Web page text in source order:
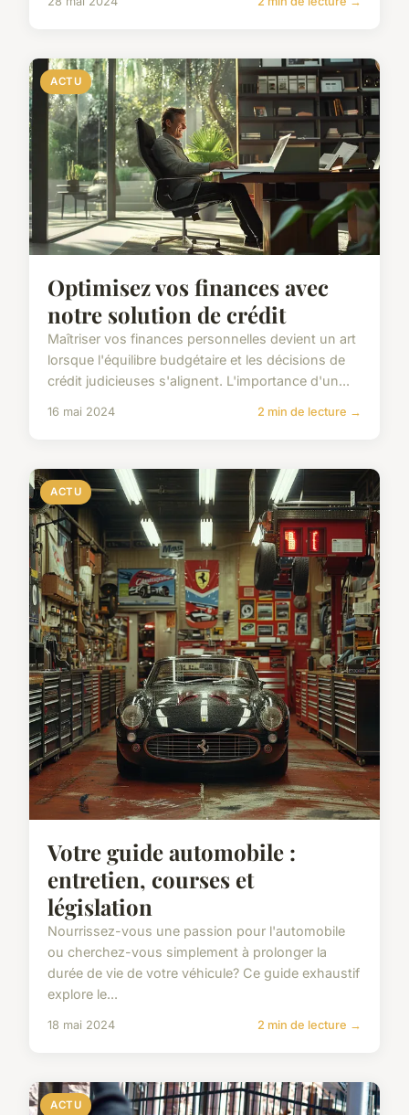
ACTU
Optimisez vos finances avec
notre solution de crédit
Maîtriser vos finances personnelles devient un art
lorsque l'équilibre budgétaire et les décisions de
crédit judicieuses s'alignent. L'importance d'un...
16 mai 2024 2 min de lecture →
ACTU
Votre guide automobile :
entretien, courses et
législation
Nourrissez-vous une passion pour l'automobile
ou cherchez-vous simplement à prolonger la
durée de vie de votre véhicule? Ce guide exhaustif
explore le...
18 mai 2024 2 min de lecture →
ACTU